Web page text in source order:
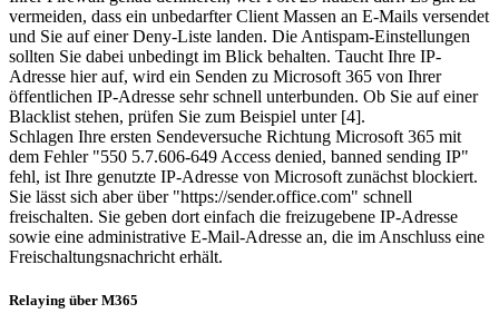
vermeiden, dass ein unbedarfter Client Massen an E-Mails versendet
und Sie auf einer Deny-Liste landen. Die Antispam-Einstellungen
sollten Sie dabei unbedingt im Blick behalten. Taucht Ihre IP-
Adresse hier auf, wird ein Senden zu Microsoft 365 von Ihrer
öffentlichen IP-Adresse sehr schnell unterbunden. Ob Sie auf einer
Blacklist stehen, prüfen Sie zum Beispiel unter [4].
Schlagen Ihre ersten Sendeversuche Richtung Microsoft 365 mit
dem Fehler "550 5.7.606-649 Access denied, banned sending IP"
fehl, ist Ihre genutzte IP-Adresse von Microsoft zunächst blockiert.
Sie lässt sich aber über "https://sender.office.com" schnell
freischalten. Sie geben dort einfach die freizugebene IP-Adresse
sowie eine administrative E-Mail-Adresse an, die im Anschluss eine
Freischaltungsnachricht erhält.
Relaying über M365